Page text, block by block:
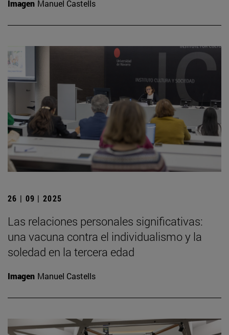
Imagen Manuel Castells
26 | 09 | 2025
Las relaciones personales significativas:
una vacuna contra el individualismo y la
soledad en la tercera edad
Imagen Manuel Castells